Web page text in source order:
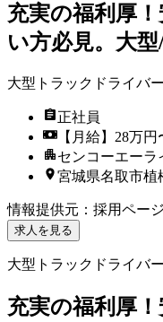
充実の福利厚
い方必見。大
大型トラックドライバー
正社員
【月給】28万円
センコーエーラ
宮城県名取市植
情報提供元 ： 採用ペー
求人を見る
大型トラックドライバー
充実の福利厚